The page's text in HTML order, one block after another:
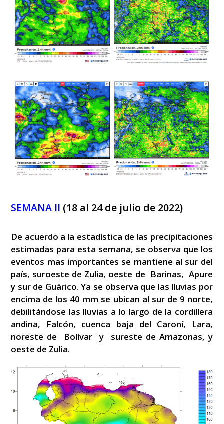
SEMANA II (18 al 24 de julio de 2022)
De acuerdo a la estadística de las precipitaciones
estimadas para esta semana, se observa que los
eventos mas importantes se mantiene al sur del
país, suroeste de Zulia, oeste de Barinas, Apure
y sur de Guárico. Ya se observa que las lluvias por
encima de los 40 mm se ubican al sur de 9 norte,
debilitándose las lluvias a lo largo de la cordillera
andina, Falcón, cuenca baja del Caroní, Lara,
noreste de Bolívar y sureste de Amazonas, y
oeste de Zulia.